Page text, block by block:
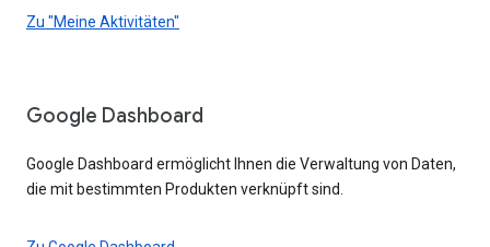
Zu "Meine Aktivitäten"
Google Dashboard
Google Dashboard ermöglicht Ihnen die Verwaltung von Daten,
die mit bestimmten Produkten verknüpft sind.